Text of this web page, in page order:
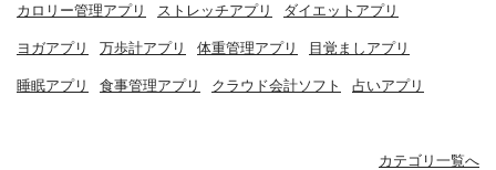
カロリー管理アプリ ストレッチアプリ ダイエットアプリ
ヨガアプリ 万歩計アプリ 体重管理アプリ 目覚ましアプリ
睡眠アプリ 食事管理アプリ クラウド会計ソフト 占いアプリ
カテゴリ一覧へ